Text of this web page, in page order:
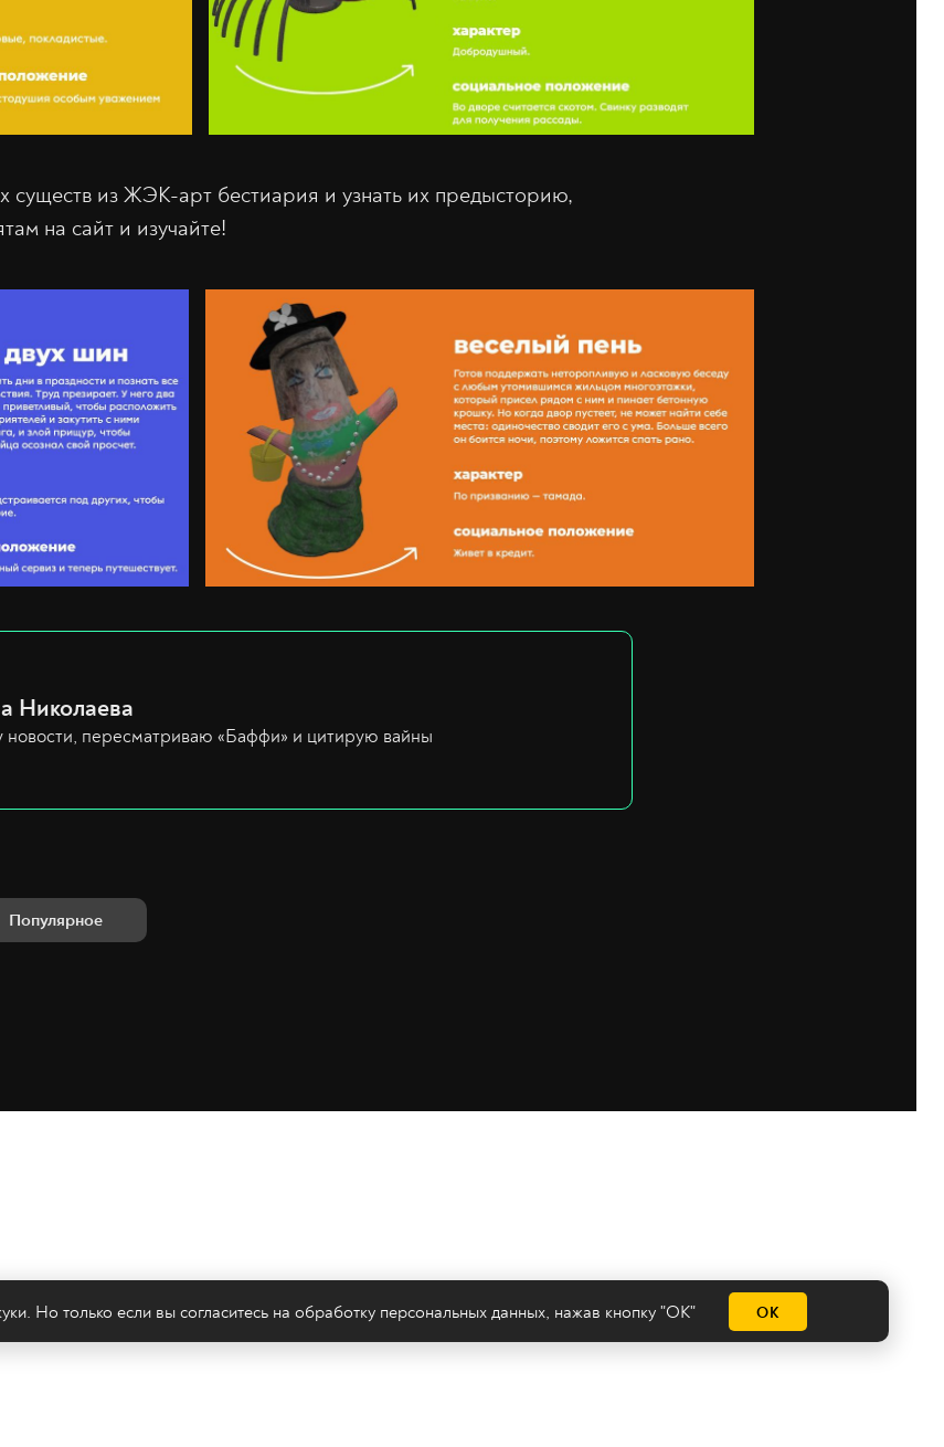
существ из ЖЭК-арт бестиария и узнать их предысторию,
на сайт и изучайте!
Николаева
пересматриваю «Баффи» и цитирую вайны
Популярное
Но только если вы согласитесь на обработку персональных данных, нажав кнопку "ОК" ОК